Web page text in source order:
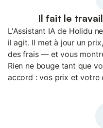
Il fait le
L'Assistant IA de Holidu
il agit. Il met à jour un
des frais — et vous
Rien ne bouge tant que
accord : vos prix et votre